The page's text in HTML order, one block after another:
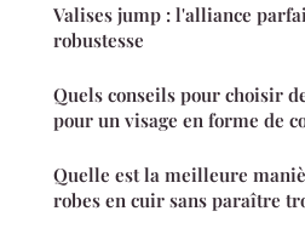
Valises jump : l'alliance
robustesse
Quels conseils pour choisir
pour un visage en forme de
Quelle est la meilleure
robes en cuir sans paraître